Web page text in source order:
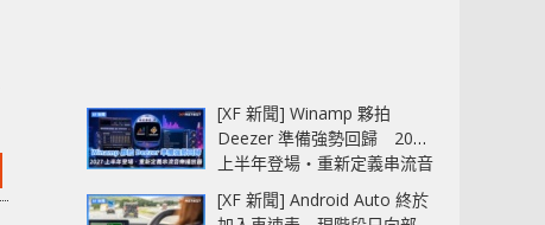
[XF 新聞] Winamp 夥拍
Deezer 準備強勢回歸 2027
上半年登場‧重新定義串流音
樂播放器
[XF 新聞] Android Auto 終於